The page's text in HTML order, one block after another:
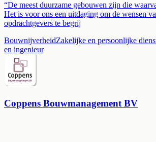
“De meest duurzame gebouwen zijn die
Het is voor ons een uitdaging om de wensen
opdrachtgevers te begrij
BouwnijverheidZakelijke en persoonlijke
en ingenieur
Coppens Bouwmanagement BV